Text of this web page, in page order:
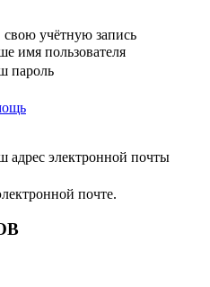
учётную запись
имя пользователя
пароль
адрес электронной почты
почте.